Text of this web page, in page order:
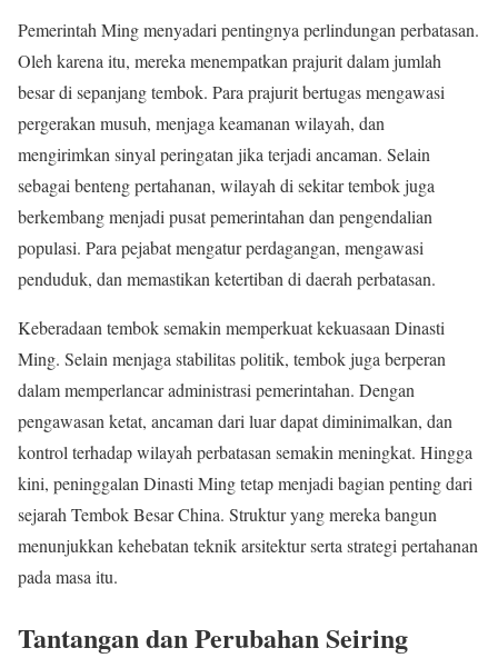
Pemerintah Ming menyadari pentingnya perlindungan perbatasan.
Oleh karena itu, mereka menempatkan prajurit dalam jumlah
besar di sepanjang tembok. Para prajurit bertugas mengawasi
pergerakan musuh, menjaga keamanan wilayah, dan
mengirimkan sinyal peringatan jika terjadi ancaman. Selain
sebagai benteng pertahanan, wilayah di sekitar tembok juga
berkembang menjadi pusat pemerintahan dan pengendalian
populasi. Para pejabat mengatur perdagangan, mengawasi
penduduk, dan memastikan ketertiban di daerah perbatasan.
Keberadaan tembok semakin memperkuat kekuasaan Dinasti
Ming. Selain menjaga stabilitas politik, tembok juga berperan
dalam memperlancar administrasi pemerintahan. Dengan
pengawasan ketat, ancaman dari luar dapat diminimalkan, dan
kontrol terhadap wilayah perbatasan semakin meningkat. Hingga
kini, peninggalan Dinasti Ming tetap menjadi bagian penting dari
sejarah Tembok Besar China. Struktur yang mereka bangun
menunjukkan kehebatan teknik arsitektur serta strategi pertahanan
pada masa itu.
Tantangan dan Perubahan Seiring